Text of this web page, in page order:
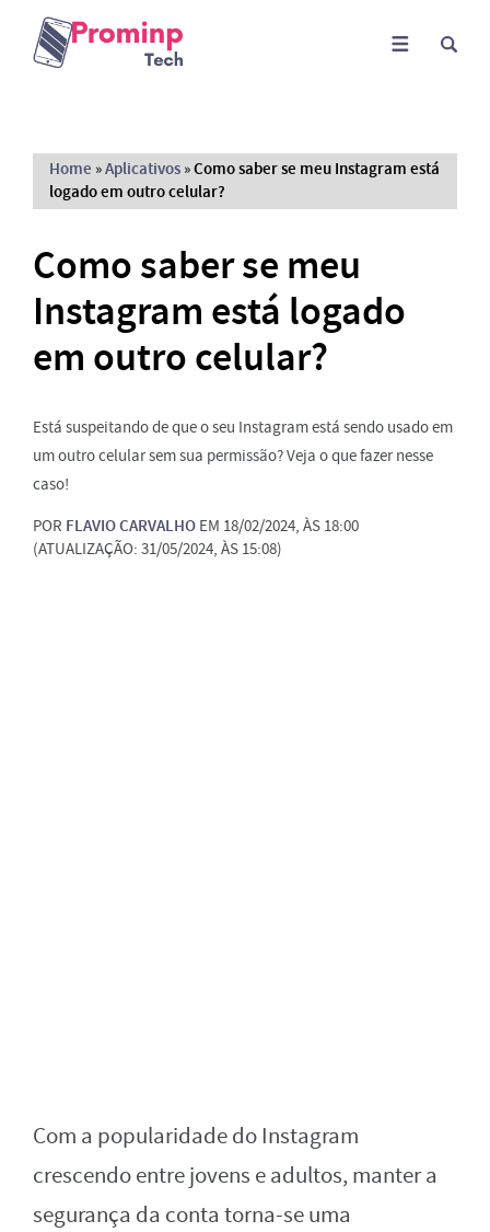
Home »Aplicativos »Como saber se meu Instagram está
logado em outro celular?
Como saber se meu
Instagram está logado
em outro celular?
Está suspeitando de que o seu Instagram está sendo usado em
um outro celular sem sua permissão? Veja o que fazer nesse
caso!
POR FLAVIO CARVALHO EM 18/02/2024, ÀS 18:00
(ATUALIZAÇÃO: 31/05/2024, ÀS 15:08)
Com a popularidade do Instagram
crescendo entre jovens e adultos, manter a
segurança da conta torna-se uma